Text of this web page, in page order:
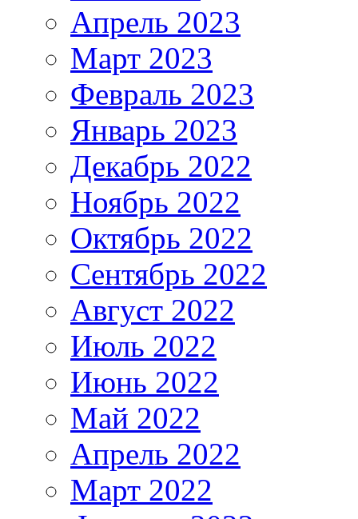
Апрель 2023
Март 2023
Февраль 2023
Январь 2023
Декабрь 2022
Ноябрь 2022
Октябрь 2022
Сентябрь 2022
Август 2022
Июль 2022
Июнь 2022
Май 2022
Апрель 2022
Март 2022